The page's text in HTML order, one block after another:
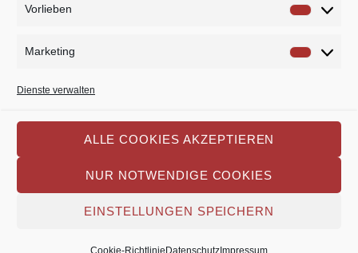
Vorlieben
Marketing
Dienste verwalten
ALLE COOKIES AKZEPTIEREN
NUR NOTWENDIGE COOKIES
EINSTELLUNGEN SPEICHERN
Cookie-Richtlinie Datenschutz Impressum
„Die Bluthochzeit“ geht zu
Mit Himmelsmacht und